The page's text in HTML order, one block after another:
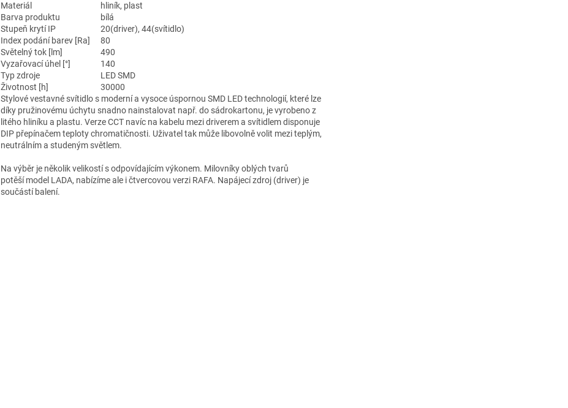
Materiál
hliník, plast
Barva produktu
bílá
Stupeň krytí IP
20(driver), 44(svítidlo)
Index podání barev [Ra]
80
Světelný tok [lm]
490
Vyzařovací úhel [°]
140
Typ zdroje
LED SMD
Životnost [h]
30000
Stylové vestavné svítidlo s moderní a vysoce úspornou SMD LED technologií, které lze
díky pružinovému úchytu snadno nainstalovat např. do sádrokartonu, je vyrobeno z
litého hliníku a plastu. Verze CCT navíc na kabelu mezi driverem a svítidlem disponuje
DIP přepínačem teploty chromatičnosti. Uživatel tak může libovolně volit mezi teplým,
neutrálním a studeným světlem.
Na výběr je několik velikostí s odpovídajícím výkonem. Milovníky oblých tvarů
potěší model LADA, nabízíme ale i čtvercovou verzi RAFA. Napájecí zdroj (driver) je
součástí balení.